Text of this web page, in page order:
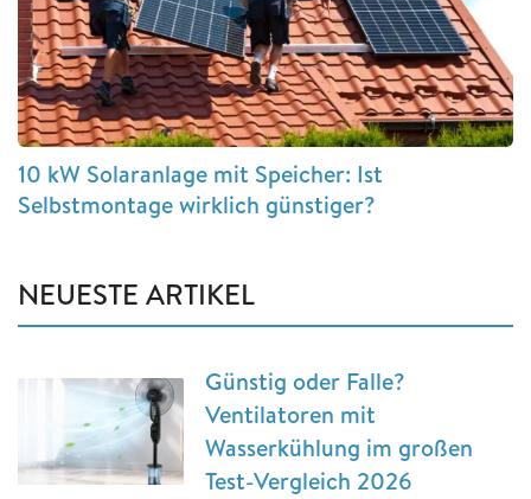
10 kW Solaranlage mit Speicher: Ist
Selbstmontage wirklich günstiger?
NEUESTE ARTIKEL
Günstig oder Falle?
Ventilatoren mit
Wasserkühlung im großen
Test-Vergleich 2026